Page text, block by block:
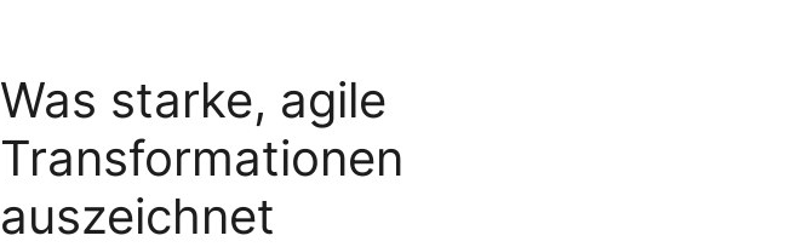
Was starke, agile
Transformationen
auszeichnet